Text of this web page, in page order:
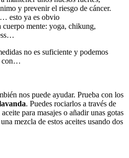
y prevenir el riesgo de cáncer.
esto ya es obvio
cuerpo mente: yoga, chikung,
no es suficiente y podemos
con…
nos puede ayudar. Prueba con los
. Puedes rociarlos a través de
para masajes o añadir unas gotas
mezcla de estos aceites usando dos